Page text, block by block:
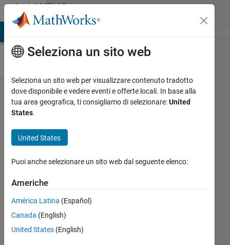
Vai al contenutoMATLAB
Answers
Phantom
cine
and
mraw
Linda
20 Ago
2020
Seleziona un sito web
Seleziona un sito web per visualizzare contenuto tradotto
dove disponibile e vedere eventi e offerte locali. In base alla
tua area geografica, ti consigliamo di selezionare:United
States.
United States
Puoi anche selezionare un sito web dal seguente elenco:
Americhe
América Latina (Español)
Canada (English)
United States (English)